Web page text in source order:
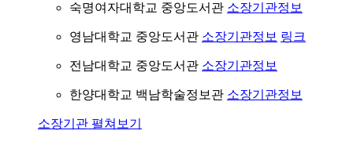
숙명여자대학교 중앙도서관 소장기관정보
영남대학교 중앙도서관 소장기관정보 링크
전남대학교 중앙도서관 소장기관정보
한양대학교 백남학술정보관 소장기관정보
소장기관 펼쳐보기